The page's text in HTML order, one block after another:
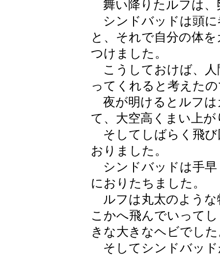
舞い降りたルフは、
シンドバッドは頭に
と、それで自分の体
つけました。
こうしておけば、人
ってくれると考えた
夜が明けるとルフは
て、大空高くまい上
そしてしばらく飛び
おりました。
シンドバッドは手早
におりたちました。
ルフは丸太のような
こかへ飛んでいって
きな大きなヘビでし
そしてシンドバッド